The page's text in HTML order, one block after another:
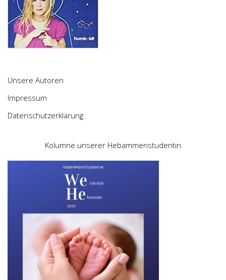
Unsere Autoren
Impressum
Datenschutzerklärung
Kolumne unserer Hebammenstudentin